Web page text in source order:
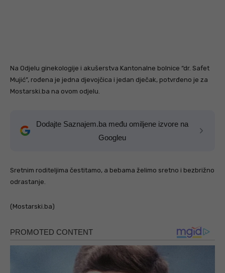
Na Odjelu ginekologije i akušerstva Kantonalne bolnice “dr. Safet
Mujić”, rođena je jedna djevojčica i jedan dječak, potvrđeno je za
Mostarski.ba na ovom odjelu.
Dodajte Saznajem.ba među omiljene izvore na
Googleu
Sretnim roditeljima čestitamo, a bebama želimo sretno i bezbrižno
odrastanje.
(Mostarski.ba)